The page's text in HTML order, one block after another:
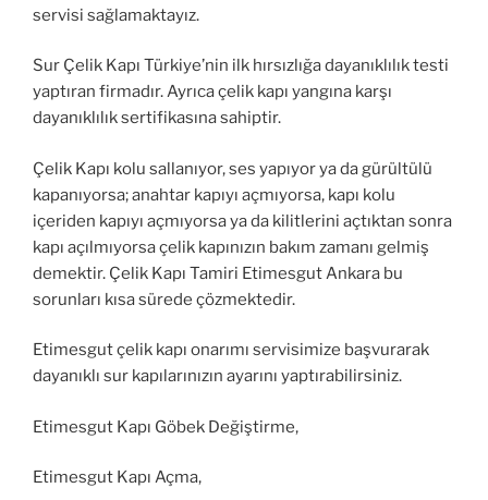
servisi sağlamaktayız.
Sur Çelik Kapı Türkiye’nin ilk hırsızlığa dayanıklılık testi
yaptıran firmadır. Ayrıca çelik kapı yangına karşı
dayanıklılık sertifikasına sahiptir.
Çelik Kapı kolu sallanıyor, ses yapıyor ya da gürültülü
kapanıyorsa; anahtar kapıyı açmıyorsa, kapı kolu
içeriden kapıyı açmıyorsa ya da kilitlerini açtıktan sonra
kapı açılmıyorsa çelik kapınızın bakım zamanı gelmiş
demektir. Çelik Kapı Tamiri Etimesgut Ankara bu
sorunları kısa sürede çözmektedir.
Etimesgut çelik kapı onarımı servisimize başvurarak
dayanıklı sur kapılarınızın ayarını yaptırabilirsiniz.
Etimesgut Kapı Göbek Değiştirme,
Etimesgut Kapı Açma,